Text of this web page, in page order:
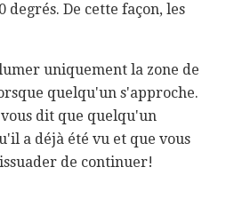
De cette façon, les
uniquement la zone de
quelqu'un s'approche.
dit que quelqu'un
a déjà été vu et que vous
de continuer!